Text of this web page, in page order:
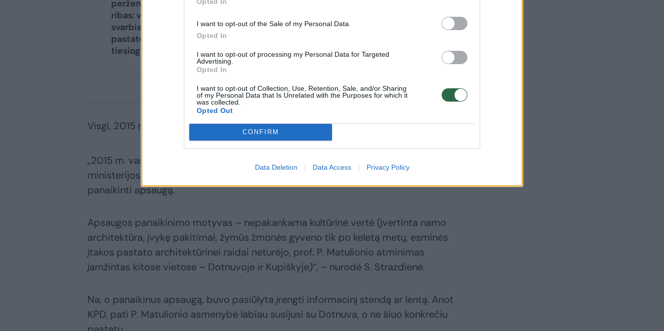
I want to opt-out of the Sale of my Personal Data.
Opted In
I want to opt-out of processing my Personal Data for Targeted
Advertising.
Opted In
I want to opt-out of Collection, Use, Retention, Sale, and/or Sharing
of my Personal Data that Is Unrelated with the Purposes for which it
was collected.
Opted Out
CONFIRM
Data Deletion Data Access Privacy Policy
peržengė visas
ribas: vieną
svarbiausių Kauno
pastatų renovuoja
tiesiog kaip nori
sargai pramiegojo,
pasinaudojo –
griuvo dar viena
tarpukario vila(1)
pageidauja rūmų
(4)
priedangas, net dalį
darbų finansuoja,
jos gali virsti
spąstais
Visgi, 2015 m. KPD nusprendė naikinti pastato teisinę apsaugą.
„2015 m. vasario 23 d. posėdyje Kultūros paveldo departamento prie Kultūros
ministerijos trečioji nekilnojamojo kultūros paveldo vertinimo taryba nutarė jam
panaikinti apsaugą.
Apsaugos panaikinimo motyvas – nepakankama kultūrinė vertė (įvertinta namo
architektūra, įvykę pakitimai, žymūs žmonės gyveno tik po keletą metų, esminės
įtakos pastato architektūrinei raidai neturėjo, prof. P. Matulionio atminimas
įamžintas kitose vietose – Dotnuvoje ir Kupiškyje)“, – nurodė S. Strazdienė.
Na, o panaikinus apsaugą, buvo pasiūlyta įrengti informacinį stendą ar lentą. Anot
KPD, pati P. Matulionio asmenybė labiau susijusi su Dotnuva, o ne šiuo konkrečiu